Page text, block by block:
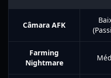
Câmara AFK
Farming
Nightmare